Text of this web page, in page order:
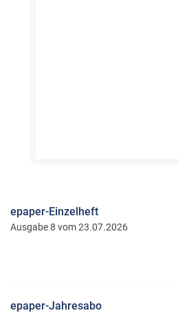
epaper-Einzelheft
Ausgabe 8 vom 23.07.2026
epaper-Jahresabo